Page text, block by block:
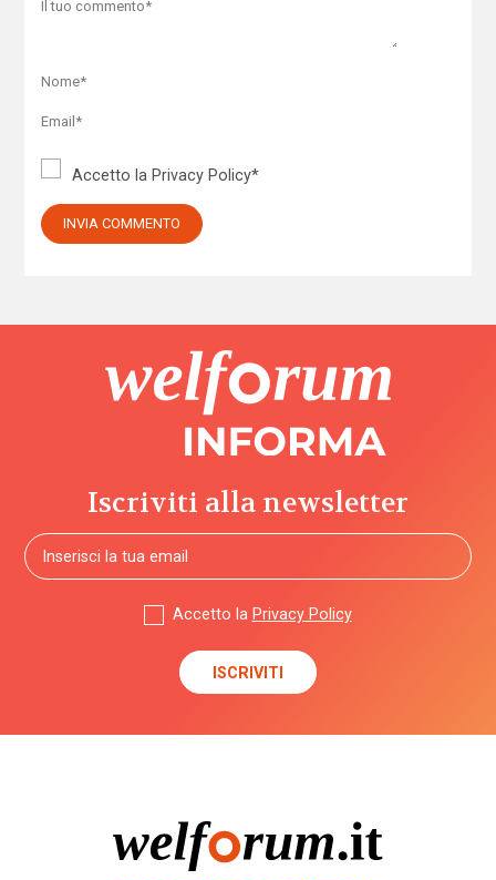
Accetto la Privacy Policy*
Iscriviti alla newsletter
Accetto la Privacy Policy